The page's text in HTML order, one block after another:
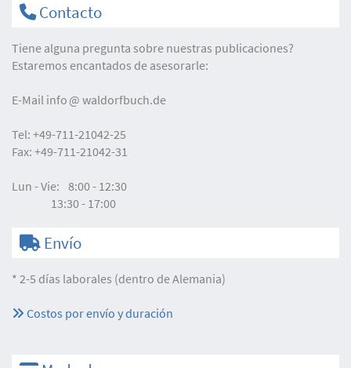
Contacto
Tiene alguna pregunta sobre nuestras publicaciones?
Estaremos encantados de asesorarle:
E-Mail info waldorfbuch.de
Tel: +49-711-21042-25
Fax: +49-711-21042-31
Lun - Vie: 8:00 - 12:30
13:30 - 17:00
Envío
* 2-5 días laborales (dentro de Alemania)
Costos por envío y duración